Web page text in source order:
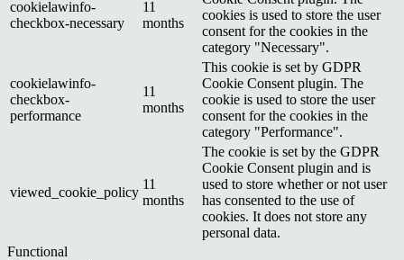
cookielawinfo-
checkbox-necessary
11
months
cookies is used to store the user
consent for the cookies in the
category "Necessary".
cookielawinfo-
checkbox-
performance
11
months
This cookie is set by GDPR
Cookie Consent plugin. The
cookie is used to store the user
consent for the cookies in the
category "Performance".
viewed_cookie_policy
11
months
The cookie is set by the GDPR
Cookie Consent plugin and is
used to store whether or not user
has consented to the use of
cookies. It does not store any
personal data.
Functional